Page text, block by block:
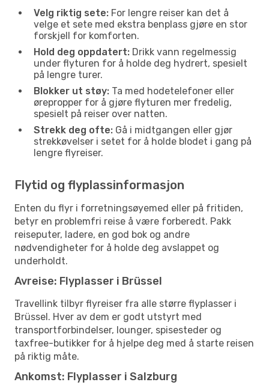
Velg riktig sete: For lengre reiser kan det å
velge et sete med ekstra benplass gjøre en stor
forskjell for komforten.
Hold deg oppdatert: Drikk vann regelmessig
under flyturen for å holde deg hydrert, spesielt
på lengre turer.
Blokker ut støy: Ta med hodetelefoner eller
ørepropper for å gjøre flyturen mer fredelig,
spesielt på reiser over natten.
Strekk deg ofte: Gå i midtgangen eller gjør
strekkøvelser i setet for å holde blodet i gang på
lengre flyreiser.
Flytid og flyplassinformasjon
Enten du flyr i forretningsøyemed eller på fritiden,
betyr en problemfri reise å være forberedt. Pakk
reiseputer, ladere, en god bok og andre
nødvendigheter for å holde deg avslappet og
underholdt.
Avreise: Flyplasser i Brüssel
Travellink tilbyr flyreiser fra alle større flyplasser i
Brüssel. Hver av dem er godt utstyrt med
transportforbindelser, lounger, spisesteder og
taxfree-butikker for å hjelpe deg med å starte reisen
på riktig måte.
Ankomst: Flyplasser i Salzburg